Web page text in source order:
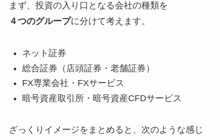
まず、投資の入り口となる会社の種類を
４つのグループに分けて考えます。
ネット証券
総合証券（店頭証券・老舗証券）
FX専業会社・FXサービス
暗号資産取引所・暗号資産CFDサービス
ざっくりイメージをまとめると、次のような感じ